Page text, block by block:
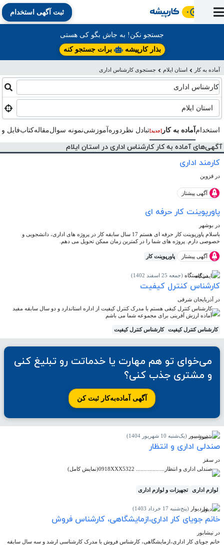
کار
استخدام
شده‌ها
ارتقای
شغلی
آموزشی
مقاله
کتاب
فایل‌و‌قالب
نرم‌افزار
اخبار
استخدام
بلاگ
کارپیشه
جستجوی
کارجویان
(رزومه)
بخش
کارفرمایان
ثبت آگهی استخدام
جستجو نکن! به جاش بگو کی هستی
بذار کارپیشه
برات جستجو کنه
آماده به کار استان ایلام جستجوی کارشناس اداری
کارشناس اداری
استان ایلام
استخدام آماده به کار [جدید]تبادل‌ نظر دوره‌آموزشینمونه سوالمقالهکتابفایل
آگهی‌های آماده به کار کارشناس اداری در استان ایلام
کارمند اداری
در قزوین
آگهی پیشتاز
پاورپوینت کار حرفه ای
در بوشهر
باسلام پاورپوینت کار حرفه ای هستم 17 سال سابقه کار در پروژه های اداری، دانشجویی و
خصوصی دارم. پروژه های شما را در کمترین زمان ممکن تحویل می دهم.
آگهی پیشتاز پاورپوینت کار
در ایستگاه (جمعه 25 اسفند 1402)
کارشناس کنترل کیفیت
در آذربایجان شرقی
کارشناس کنترل کیفی هستم با مدرک کنترل کیفیت از اداره استاندارد و دو سال سابقه مفید
آماده ارزش آفرینی برای مجموعه شما می باشم
کارشناس کنترل کیفیت کارشناس کنترل کیفیت
می‌خوای تو هم مهارت یا خدماتت رو تبلیغ کنی
و مشتری جذب کنی؟
آگهی آماده‌به‌کار ثبت کن
در شیپور (یک‌شنبه 10 شهریور 1404)
صندلی اداری و انتظار
در سقز
صندلی اداری و انتظار................... 0918XXX5322(نمایش کامل)
لوازم اداری تجهیزات و لوازم اداری
در دیوار (پنج‌شنبه 17 خرداد 1403)
خانم جویای کار اداری،ازمایشگاهی، کارشناس فروش
در نیشابور
خانم جویای کار اداری،ازمایشگاهی، کارشناس فروش با مدرک کارشناسی ارشد و سه سال سابقه